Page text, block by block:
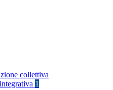
collettiva
1